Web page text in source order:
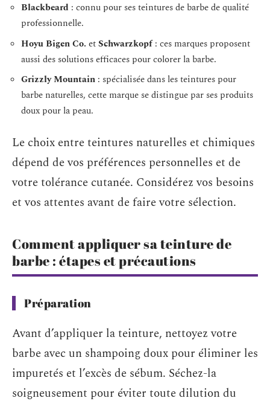
Blackbeard : connu pour ses teintures de barbe de qualité
professionnelle.
Hoyu Bigen Co. etSchwarzkopf: ces marques proposent
aussi des solutions efficaces pour colorer la barbe.
Grizzly Mountain : spécialisée dans les teintures pour
barbe naturelles, cette marque se distingue par ses produits
doux pour la peau.
Le choix entre teintures naturelles et chimiques
dépend de vos préférences personnelles et de
votre tolérance cutanée. Considérez vos besoins
et vos attentes avant de faire votre sélection.
Comment appliquer sa teinture de
barbe : étapes et précautions
Préparation
Avant d’appliquer la teinture, nettoyez votre
barbe avec un shampoing doux pour éliminer les
impuretés et l’excès de sébum. Séchez-la
soigneusement pour éviter toute dilution du